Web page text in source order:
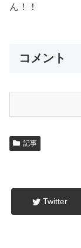
ん！
コメント
記事
Twitter